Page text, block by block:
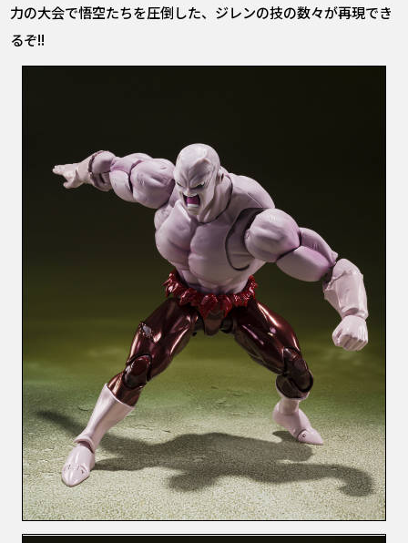
力の大会で悟空たちを圧倒した、ジレンの技の数々が再現でき
るぞ!!